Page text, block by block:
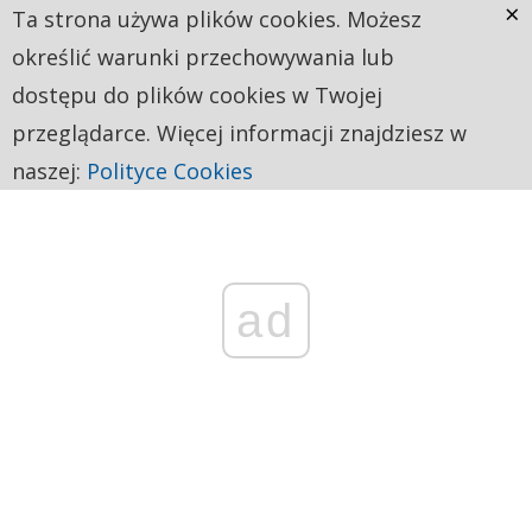
ad
Ta strona używa plików cookies. Możesz
określić warunki przechowywania lub
dostępu do plików cookies w Twojej
przeglądarce. Więcej informacji znajdziesz w
naszej: Polityce Cookies
×